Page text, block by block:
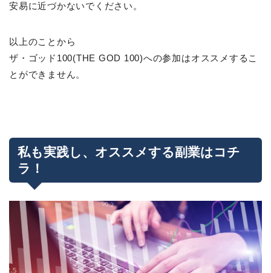
安易に近づかないでください。
以上のことから
ザ・ゴッド100(THE GOD 100)への参加はオススメするこ
とができません。
私も実践し、オススメする副業はコチ
ラ！